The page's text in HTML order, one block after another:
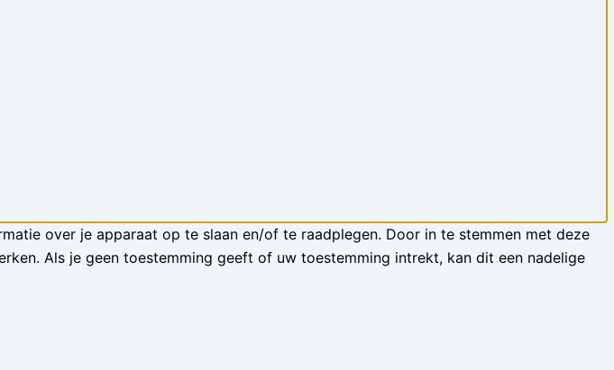
over je apparaat op te slaan en/of te raadplegen. Door in te stemmen met deze
Als je geen toestemming geeft of uw toestemming intrekt, kan dit een nadelige